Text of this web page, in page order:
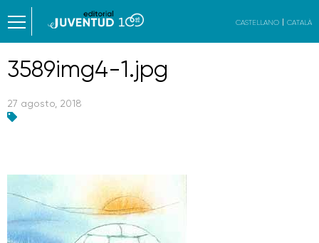
CASTELLANO CATALÀ
3589img4-1.jpg
27 agosto, 2018